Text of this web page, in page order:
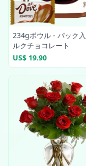
234gボウル - パック入
ルクチョコレート
US$ 19.90